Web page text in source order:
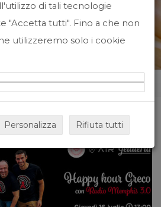
di tali tecnologie
"Accetta tutti". Fino a che non
utilizzeremo solo i cookie
Personalizza Rifiuta tutti